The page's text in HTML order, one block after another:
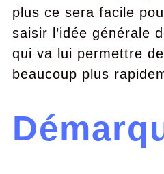
plus ce sera facile
saisir l’idée générale
qui va lui permettre de
beaucoup plus